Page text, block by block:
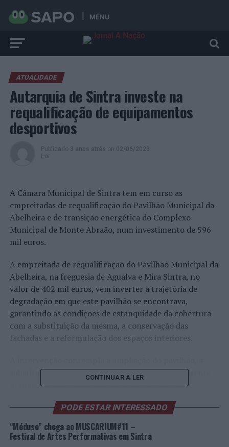
MENU
ATUALIDADE
Autarquia de Sintra investe na
requalificação de equipamentos
desportivos
Publicado 3 anos atrás on 02/06/2023
Por
A Câmara Municipal de Sintra tem em curso as
empreitadas de requalificação do Pavilhão Municipal da
Abelheira e de transição energética do Complexo
Municipal de Monte Abraão, num investimento de 596
mil euros.
A empreitada de requalificação do Pavilhão Municipal da
Abelheira, na freguesia de Agualva e Mira Sintra, no
valor de 402 mil euros, vem inverter a trajetória de
degradação em que este pavilhão se encontrava,
garantindo as condições de estanquidade da cobertura
com a substituição da mesma, a conservação das
fachadas e a reformulação dos espaços interiores.
substituição da totalidade da cobertura e consequente
drenagem pluvial, a reformulação das instalações
espaços, a reabilitação da zona do polidesportivo, com
criação de bancadas, bem como do espaço exterior,
garantindo a acessibilidade a pessoas de mobilidade
CONTINUAR A LER
PODE ESTAR INTERESSADO
“Méduse” chega ao MUSCARIUM#11 –
Festival de Artes Performativas em Sintra